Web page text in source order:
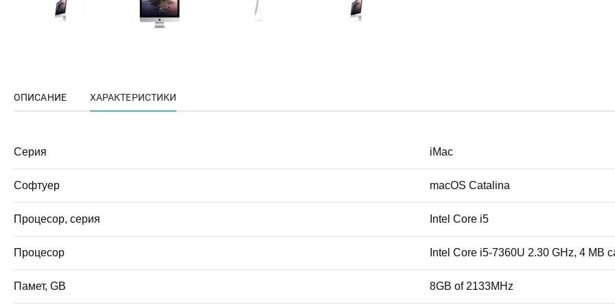
ОПИСАНИЕ ХАРАКТЕРИСТИКИ
Серия iMac
Софтуер macOS Catalina
Процесор, серия Intel Core i5
Процесор Intel Core i5-7360U 2.30 GHz, 4 MB
Памет, GB 8GB of 2133MHz